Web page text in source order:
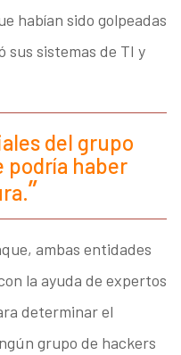
habían sido golpeadas
sistemas de TI y
del grupo
podría haber
ambas entidades
la ayuda de expertos
determinar el
grupo de hackers